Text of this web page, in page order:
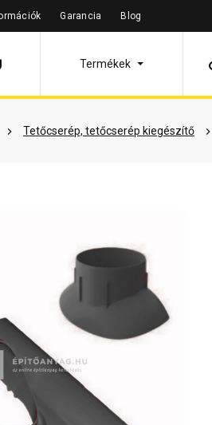
Garancia Blog
Termékek
Tetőcserép, tetőcserép kiegészítő
Részletes leírás Termékinformáció